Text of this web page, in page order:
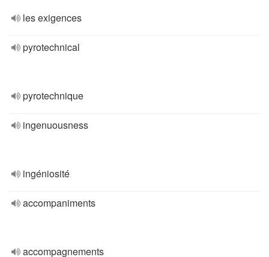
les exigences
pyrotechnical
pyrotechnique
ingenuousness
ingéniosité
accompaniments
accompagnements